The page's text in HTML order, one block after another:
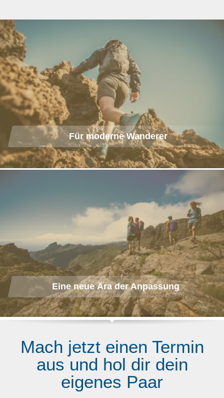
Für moderne Wanderer
Eine neue Ära der Anpassung
Mach jetzt einen Termin
aus und hol dir dein
eigenes Paar